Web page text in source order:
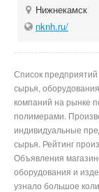
Нижнекамск
nknh.ru/
Список
сырья,
компаний на рынке
полимерами.
индивидуальные
сырья. Рейтинг
Объявления
оборудования и
узнало большое